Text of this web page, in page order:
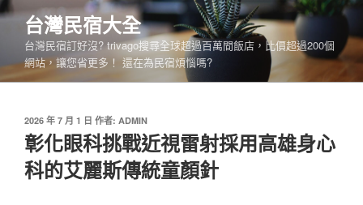
跳
要
內
台灣民宿大全
台灣民宿訂好沒? trivago搜尋全球超過百萬間飯店，比價超過200個
網站，讓您省更多！ 還在為民宿煩惱嗎?
發
佈
於
2026 年 7 月 1 日 作者: ADMIN
彰化眼科挑戰近視雷射採用高雄身心
科的艾麗斯傳統童顏針